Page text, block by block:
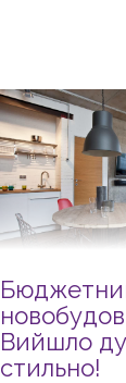
Вийшло
стильно!